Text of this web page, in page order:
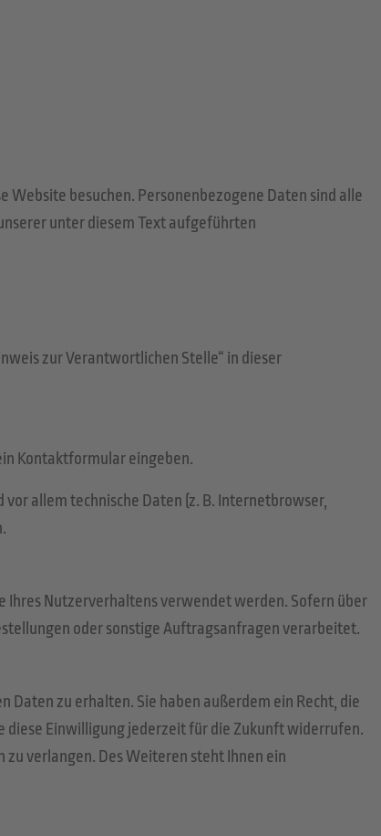
Website besuchen. Personenbezogene Daten sind alle
unter diesem Text aufgeführten
zur Verantwortlichen Stelle“ in dieser
Kontaktformular eingeben.
allem technische Daten (z. B. Internetbrowser,
Ihres Nutzerverhaltens verwendet werden. Sofern über
oder sonstige Auftragsanfragen verarbeitet.
zu erhalten. Sie haben außerdem ein Recht, die
diese Einwilligung jederzeit für die Zukunft widerrufen.
verlangen. Des Weiteren steht Ihnen ein